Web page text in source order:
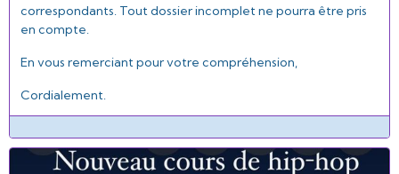
correspondants. Tout dossier incomplet ne pourra être pris
en compte.
En vous remerciant pour votre compréhension,
Cordialement.